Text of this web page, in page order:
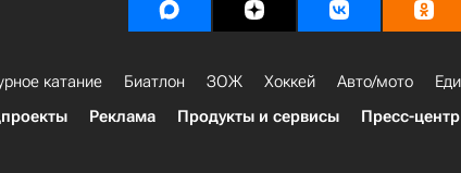
катание Биатлон ЗОЖ Хоккей Авто/мото
Реклама Продукты и сервисы Пресс-центр